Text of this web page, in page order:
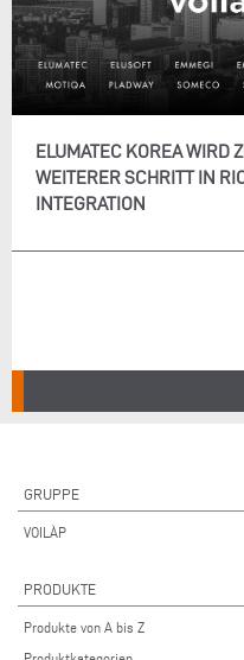
ELUMATEC KOREA WIRD
WEITERER SCHRITT IN
INTEGRATION
GRUPPE
VOILÀP
PRODUKTE
Produkte von A bis Z